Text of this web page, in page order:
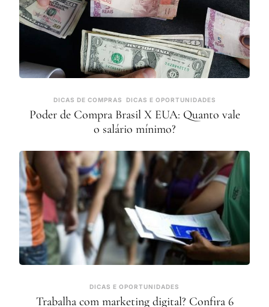
DICAS DE COMPRAS DICAS E OPORTUNIDADES
Poder de Compra Brasil X EUA: Quanto vale
o salário mínimo?
DICAS E OPORTUNIDADES
Trabalha com marketing digital? Confira 6